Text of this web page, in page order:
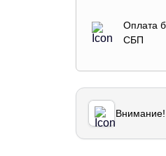
Оплата
СБП
Внимание!